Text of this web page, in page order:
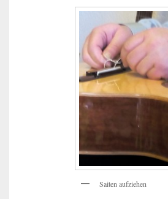
Saiten aufziehen